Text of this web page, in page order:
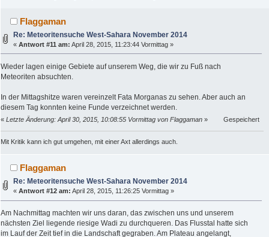
Flaggaman
Re: Meteoritensuche West-Sahara November 2014
«Antwort #11 am: April 28, 2015, 11:23:44 Vormittag »
Wieder lagen einige Gebiete auf unserem Weg, die wir zu Fuß nach
Meteoriten absuchten.
In der Mittagshitze waren vereinzelt Fata Morganas zu sehen. Aber auch an
diesem Tag konnten keine Funde verzeichnet werden.
« Letzte Änderung: April 30, 2015, 10:08:55 Vormittag von Flaggaman » Gespeichert
Mit Kritik kann ich gut umgehen, mit einer Axt allerdings auch.
Flaggaman
Re: Meteoritensuche West-Sahara November 2014
«Antwort #12 am: April 28, 2015, 11:26:25 Vormittag »
Am Nachmittag machten wir uns daran, das zwischen uns und unserem
nächsten Ziel liegende riesige Wadi zu durchqueren. Das Flusstal hatte sich
im Lauf der Zeit tief in die Landschaft gegraben. Am Plateau angelangt,